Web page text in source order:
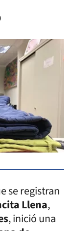
se registran
Llena,
, inició una